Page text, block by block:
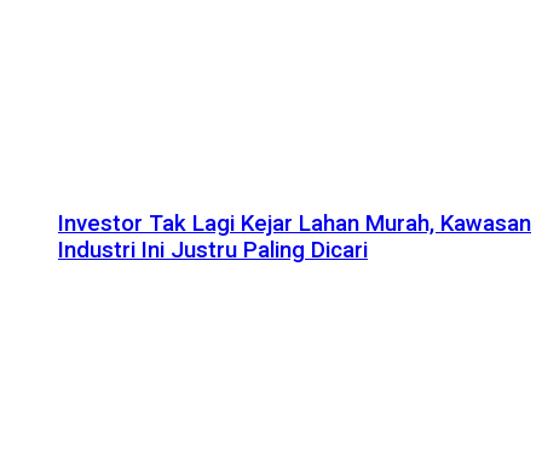
Investor Tak Lagi Kejar Lahan Murah, Kawasan
Industri Ini Justru Paling Dicari